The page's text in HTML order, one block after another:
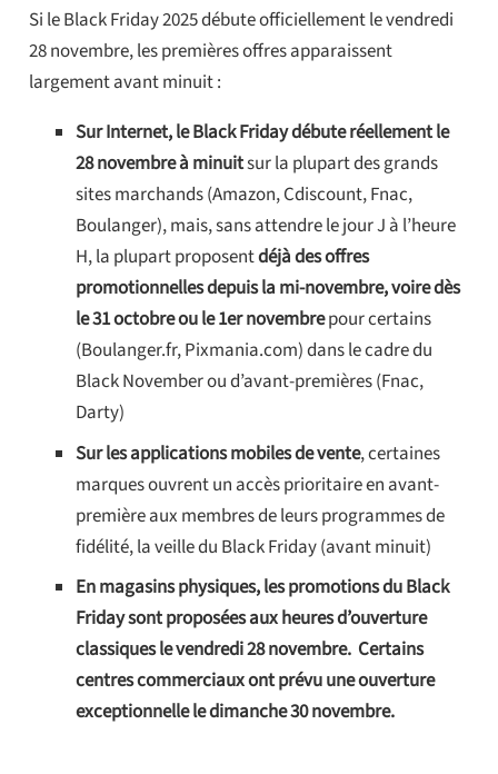
Si le Black Friday 2025 débute officiellement le vendredi
28 novembre, les premières offres apparaissent
largement avant minuit :
Sur Internet, le Black Friday débute réellement le
28 novembre à minuitsur la plupart des grands
sites marchands (Amazon, Cdiscount, Fnac,
Boulanger), mais, sans attendre le jour J à l’heure
H, la plupart proposentdéjà des offres
promotionnelles depuis la mi-novembre, voire dès
le 31 octobre ou le 1er novembrepour certains
(Boulanger.fr, Pixmania.com) dans le cadre du
Black November ou d’avant-premières (Fnac,
Darty)
Sur les applications mobiles de vente, certaines
marques ouvrent un accès prioritaire en avant-
première aux membres de leurs programmes de
fidélité, la veille du Black Friday (avant minuit)
En magasins physiques, les promotions du Black
Friday sont proposées aux heures d’ouverture
classiques le vendredi 28 novembre. Certains
centres commerciaux ont prévu une ouverture
exceptionnelle le dimanche 30 novembre.